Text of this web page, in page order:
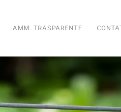
AMM. TRASPARENTE